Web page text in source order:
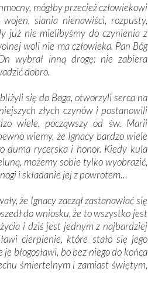
mógłby przecież człowiekowi
siania nienawiści, rozpusty,
już nie mielibyśmy do czynienia z
woli nie ma człowieka. Pan Bóg
wybrał inną drogę: nie zabiera
dobro.
się do Boga, otworzyli serca na
złych czynów i postanowili
wiele, począwszy od św. Marii
wiemy, że Ignacy bardzo wiele
duma rycerska i honor. Kiedy kula
możemy sobie tylko wyobrazić,
i składanie jej z powrotem…
że Ignacy zaczął zastanawiać się
do wniosku, że to wszystko jest
i dziś jest jednym z najbardziej
cierpienie, które stało się jego
błogosławi, bo bez niego do końca
śmiertelnym i zamiast świętym,